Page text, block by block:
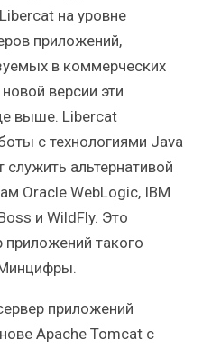
на уровне
приложений,
в коммерческих
версии эти
выше. Liberсat
с технологиями Java
альтернативой
Oracle WebLogic, IBM
и WildFly. Это
приложений такого
приложений
Apache Tomcat с